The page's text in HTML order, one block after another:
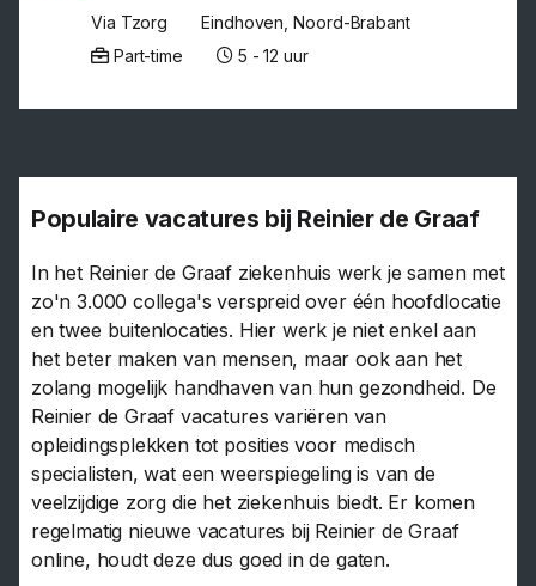
Via Tzorg
Eindhoven, Noord-Brabant
Part-time
5 - 12 uur
Populaire vacatures bij Reinier de Graaf
In het Reinier de Graaf ziekenhuis werk je samen met
zo'n 3.000 collega's verspreid over één hoofdlocatie
en twee buitenlocaties. Hier werk je niet enkel aan
het beter maken van mensen, maar ook aan het
zolang mogelijk handhaven van hun gezondheid. De
Reinier de Graaf vacatures variëren van
opleidingsplekken tot posities voor medisch
specialisten, wat een weerspiegeling is van de
veelzijdige zorg die het ziekenhuis biedt. Er komen
regelmatig nieuwe vacatures bij Reinier de Graaf
online, houdt deze dus goed in de gaten.